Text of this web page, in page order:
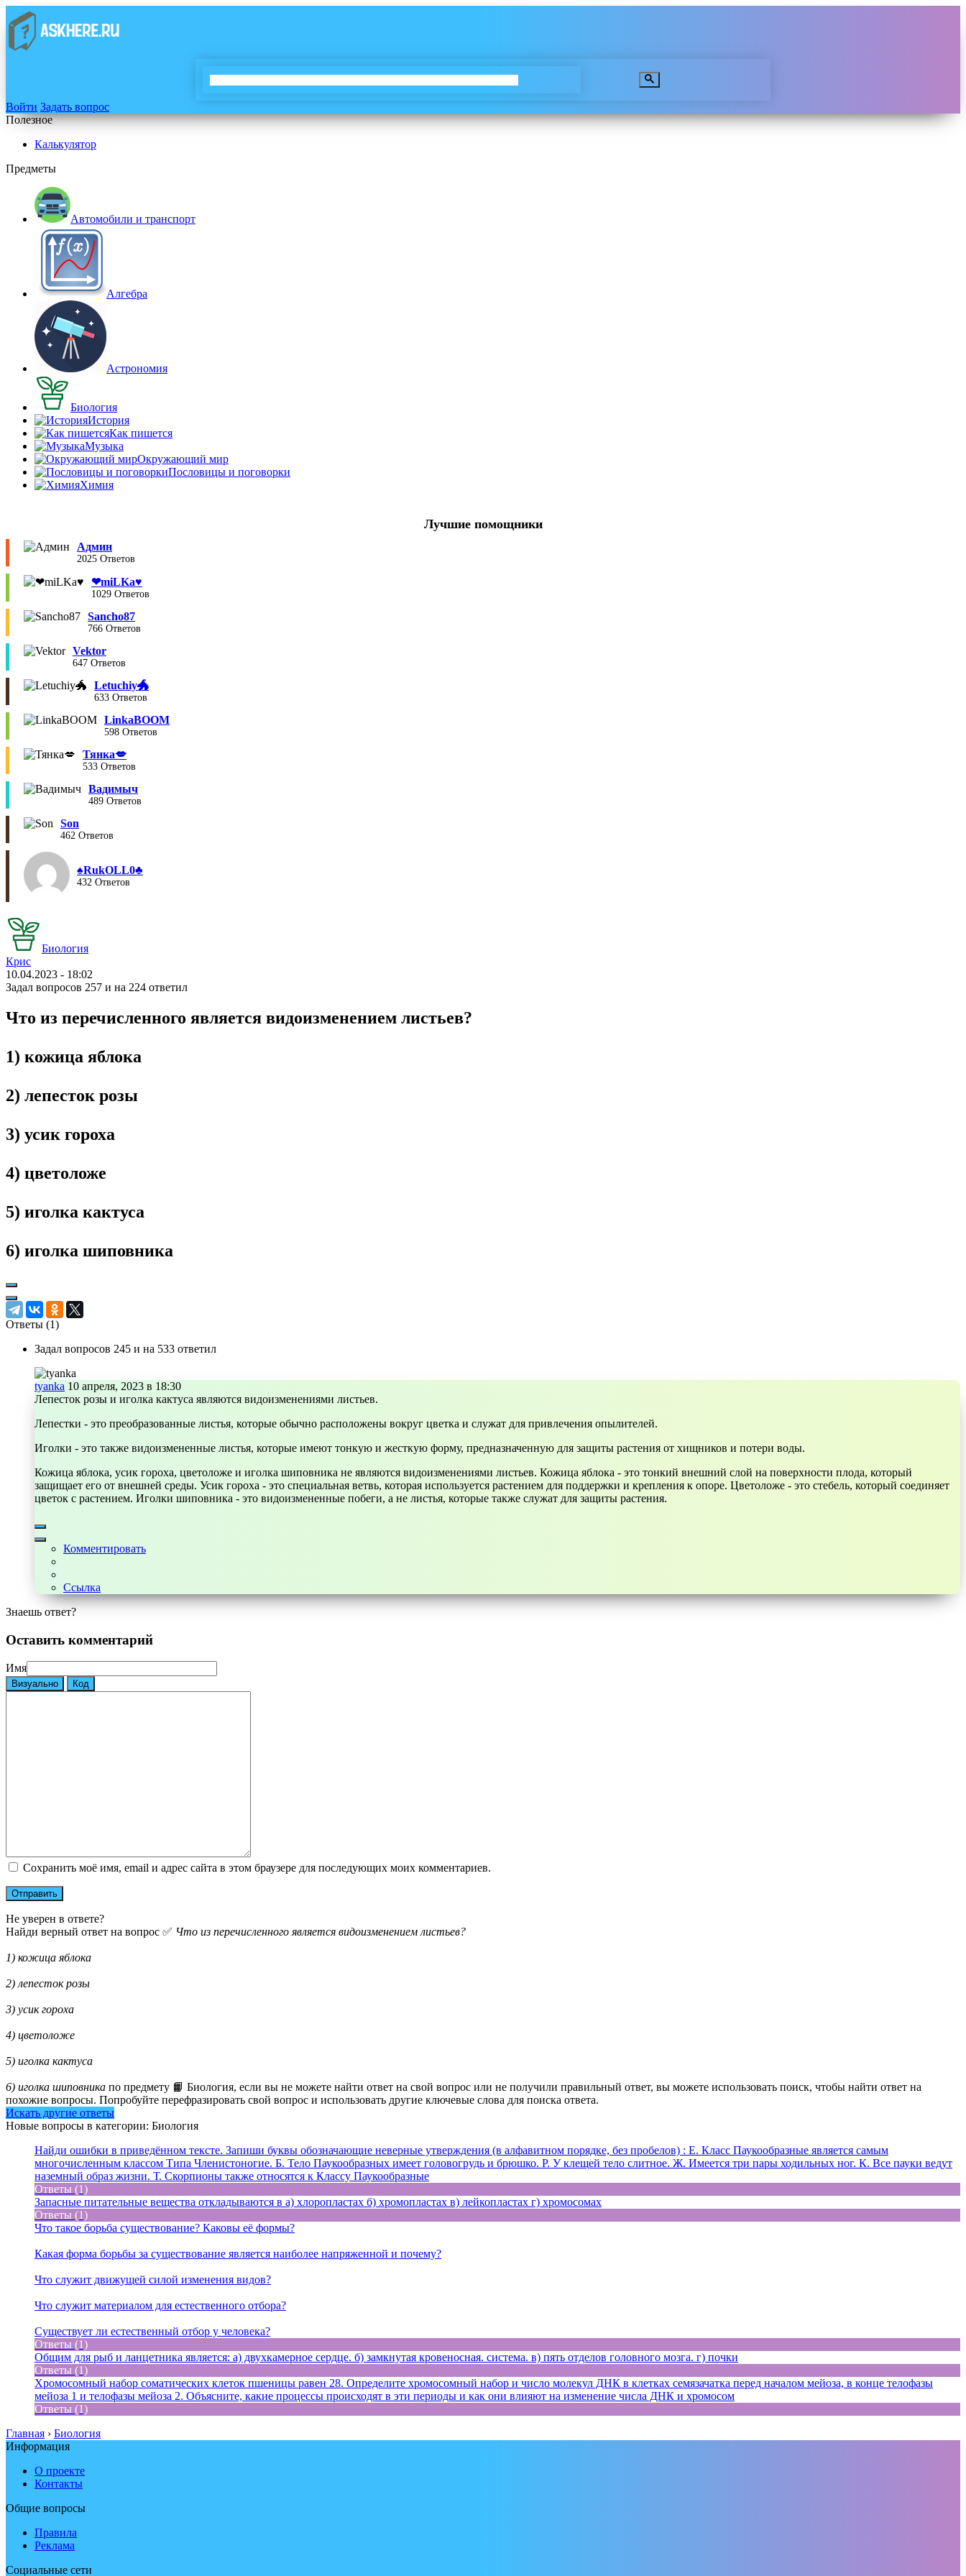
Войти Задать вопрос
Полезное
Калькулятор
Предметы
Автомобили и транспорт
Алгебра
Астрономия
Биология
История
Как пишется
Музыка
Окружающий мир
Пословицы и поговорки
Химия
Лучшие помощники
Админ
2025 Ответов
❤︎miLKa♥︎
1029 Ответов
Sancho87
766 Ответов
Vektor
647 Ответов
Letuchiy🐲
633 Ответов
LinkaBOOM
598 Ответов
Тянка💋
533 Ответов
Вадимыч
489 Ответов
Son
462 Ответов
♠︎RukOLL0♣︎
432 Ответов
Биология
Крис
10.04.2023 - 18:02
Задал вопросов 257 и на 224 ответил
Что из перечисленного является видоизменением листьев?
1) кожица яблока
2) лепесток розы
3) усик гороха
4) цветоложе
5) иголка кактуса
6) иголка шиповника
Ответы (1)
Задал вопросов 245 и на 533 ответил
tyanka 10 апреля, 2023 в 18:30
Лепесток розы и иголка кактуса являются видоизменениями листьев.
Лепестки - это преобразованные листья, которые обычно расположены вокруг цветка и служат для привлечения опылителей.
Иголки - это также видоизмененные листья, которые имеют тонкую и жесткую форму, предназначенную для защиты растения от хищников и потери воды.
Кожица яблока, усик гороха, цветоложе и иголка шиповника не являются видоизменениями листьев. Кожица яблока - это тонкий внешний слой на поверхности плода, который
защищает его от внешней среды. Усик гороха - это специальная ветвь, которая используется растением для поддержки и крепления к опоре. Цветоложе - это стебель, который соединяет
цветок с растением. Иголки шиповника - это видоизмененные побеги, а не листья, которые также служат для защиты растения.
Комментировать
Ссылка
Знаешь ответ?
Оставить комментарий
Имя
Визуально Код
Сохранить моё имя, email и адрес сайта в этом браузере для последующих моих комментариев.
Не уверен в ответе?
Найди верный ответ на вопрос ✅ Что из перечисленного является видоизменением листьев?
1) кожица яблока
2) лепесток розы
3) усик гороха
4) цветоложе
5) иголка кактуса
6) иголка шиповника по предмету 📙 Биология, если вы не можете найти ответ на свой вопрос или не получили правильный ответ, вы можете использовать поиск, чтобы найти ответ на
похожие вопросы. Попробуйте перефразировать свой вопрос и использовать другие ключевые слова для поиска ответа.
Искать другие ответы
Новые вопросы в категории: Биология
Найди ошибки в приведённом тексте. Запиши буквы обозначающие неверные утверждения (в алфавитном порядке, без пробелов) : Е. Класс Паукообразные является самым
многочисленным классом Типа Членистоногие. Б. Тело Паукообразных имеет головогрудь и брюшко. Р. У клещей тело слитное. Ж. Имеется три пары ходильных ног. К. Все пауки ведут
наземный образ жизни. Т. Скорпионы также относятся к Классу Паукообразные
Ответы (1)
Запасные питательные вещества откладываются в а) хлоропластах б) хромопластах в) лейкопластах г) хромосомах
Ответы (1)
Что такое борьба существование? Каковы её формы?
Какая форма борьбы за существование является наиболее напряженной и почему?
Что служит движущей силой изменения видов?
Что служит материалом для естественного отбора?
Существует ли естественный отбор у человека?
Ответы (1)
Общим для рыб и ланцетника является: а) двухкамерное сердце. б) замкнутая кровеносная. система. в) пять отделов головного мозга. г) почки
Ответы (1)
Хромосомный набор соматических клеток пшеницы равен 28. Определите хромосомный набор и число молекул ДНК в клетках семязачатка перед началом мейоза, в конце телофазы
мейоза 1 и телофазы мейоза 2. Объясните, какие процессы происходят в эти периоды и как они влияют на изменение числа ДНК и хромосом
Ответы (1)
Главная › Биология
Информация
О проекте
Контакты
Общие вопросы
Правила
Реклама
Социальные сети